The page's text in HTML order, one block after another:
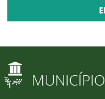
MUNICÍPIO